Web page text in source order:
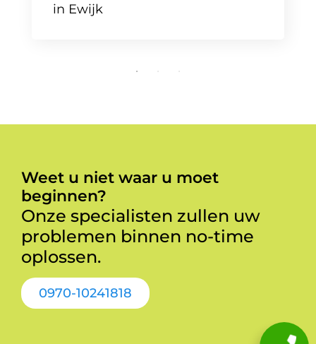
in Ewijk
Weet u niet waar u moet
beginnen?
Onze specialisten zullen uw
problemen binnen no-time
oplossen.
0970-10241818